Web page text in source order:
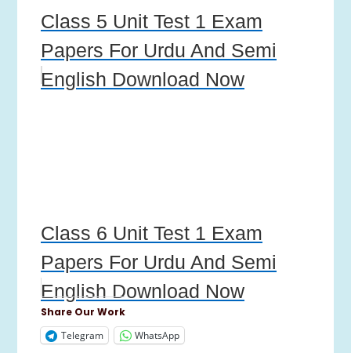
Class 5 Unit Test 1 Exam
Papers For Urdu And Semi
English Download Now
Class 6 Unit Test 1 Exam
Papers For Urdu And Semi
English Download Now
Share Our Work
Telegram
WhatsApp